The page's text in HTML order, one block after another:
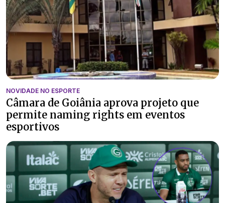
NOVIDADE NO ESPORTE
Câmara de Goiânia aprova projeto que
permite naming rights em eventos
esportivos